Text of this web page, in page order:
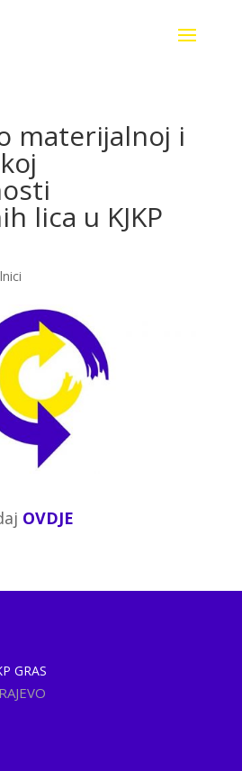
materijalnoj i
lica u KJKP
OVDJE
GRAS